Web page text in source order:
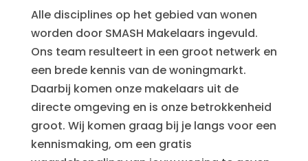
Alle disciplines op het gebied van wonen
worden door SMASH Makelaars ingevuld.
Ons team resulteert in een groot netwerk en
een brede kennis van de woningmarkt.
Daarbij komen onze makelaars uit de
directe omgeving en is onze betrokkenheid
groot. Wij komen graag bij je langs voor een
kennismaking, om een gratis